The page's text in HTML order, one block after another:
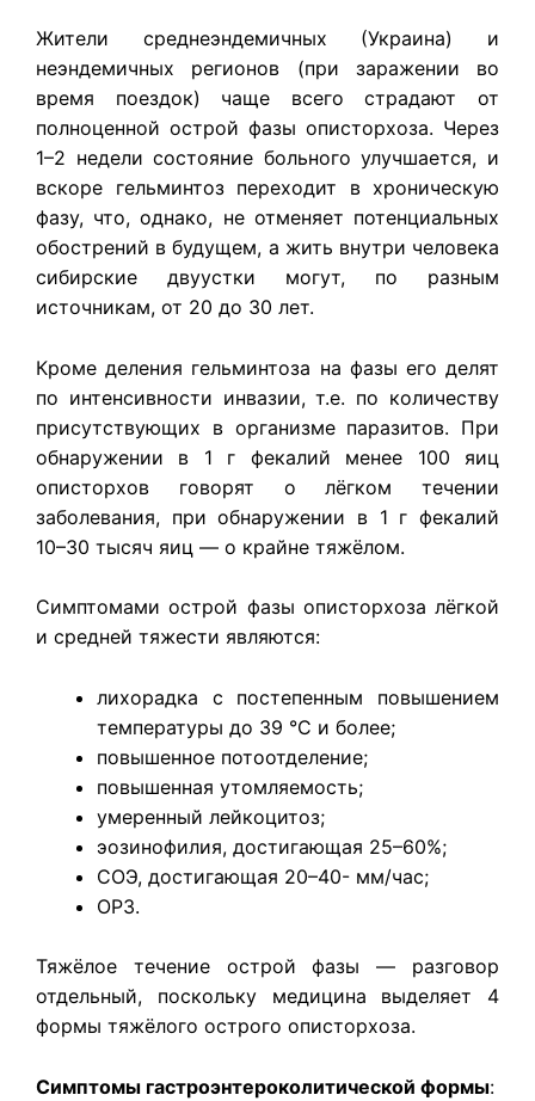
Жители среднеэндемичных (Украина) и
неэндемичных регионов (при заражении во
время поездок) чаще всего страдают от
полноценной острой фазы описторхоза. Через
1–2 недели состояние больного улучшается, и
вскоре гельминтоз переходит в хроническую
фазу, что, однако, не отменяет потенциальных
обострений в будущем, а жить внутри человека
сибирские двуустки могут, по разным
источникам, от 20 до 30 лет.
Кроме деления гельминтоза на фазы его делят
по интенсивности инвазии, т.е. по количеству
присутствующих в организме паразитов. При
обнаружении в 1 г фекалий менее 100 яиц
описторхов говорят о лёгком течении
заболевания, при обнаружении в 1 г фекалий
10–30 тысяч яиц — о крайне тяжёлом.
Симптомами острой фазы описторхоза лёгкой
и средней тяжести являются:
лихорадка с постепенным повышением
температуры до 39 °С и более;
повышенное потоотделение;
повышенная утомляемость;
умеренный лейкоцитоз;
эозинофилия, достигающая 25–60%;
СОЭ, достигающая 20–40- мм/час;
ОРЗ.
Тяжёлое течение острой фазы — разговор
отдельный, поскольку медицина выделяет 4
формы тяжёлого острого описторхоза.
Симптомы гастроэнтероколитической формы: